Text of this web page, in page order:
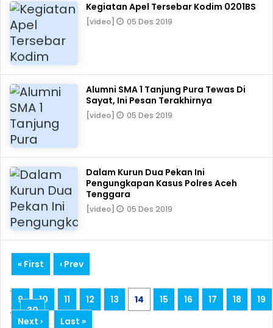
Kegiatan Apel Tersebar Kodim 0201BS
[video] 05 Des 2019
Alumni SMA 1 Tanjung Pura Tewas Di
Sayat, Ini Pesan Terakhirnya
[video] 05 Des 2019
Dalam Kurun Dua Pekan Ini
Pengungkapan Kasus Polres Aceh
Tenggara
[video] 05 Des 2019
« First
‹ Prev
...
9
10 11 12 13 14 15 16 17 18
19
...
30
Next ›
Last »